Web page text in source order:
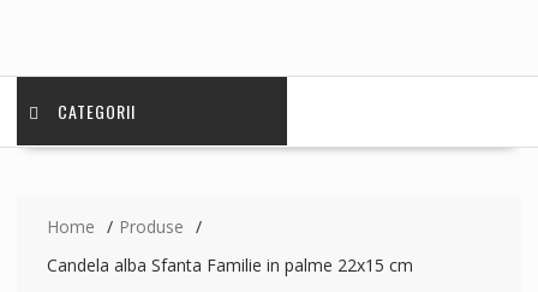
CATEGORII
Home
Produse
Candela alba Sfanta Familie in palme 22x15 cm